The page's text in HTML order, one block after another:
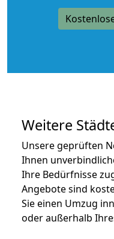
Weitere
Unsere geprüften
Ihnen
Ihre Bedürfnisse
Angebote sind
Sie einen Umzug
oder außerhalb